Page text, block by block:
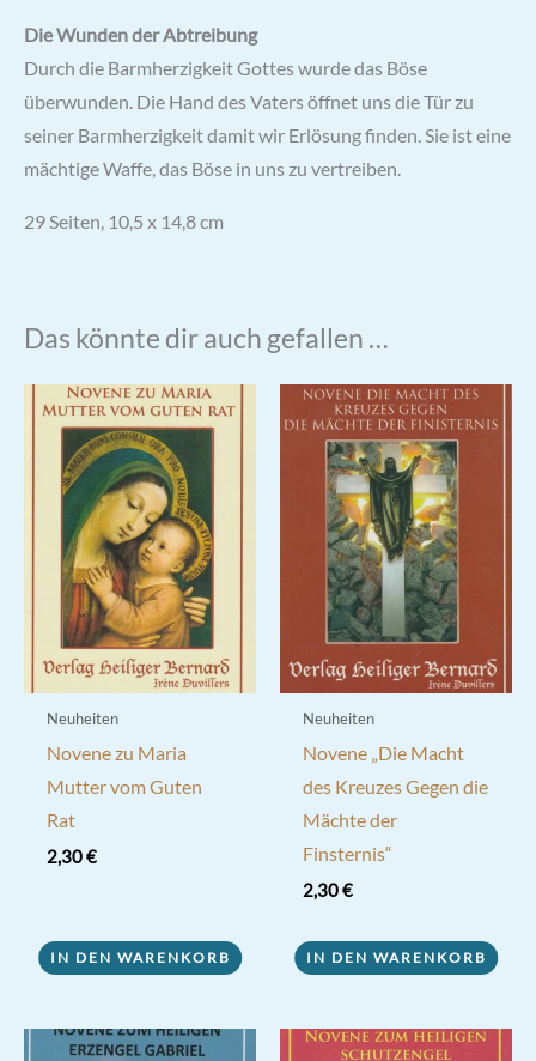
Die Wunden der Abtreibung
Durch die Barmherzigkeit Gottes wurde das Böse
überwunden. Die Hand des Vaters öffnet uns die Tür zu
seiner Barmherzigkeit damit wir Erlösung finden. Sie ist eine
mächtige Waffe, das Böse in uns zu vertreiben.
29 Seiten, 10,5 x 14,8 cm
Das könnte dir auch gefallen …
Neuheiten
Novene zu Maria
Mutter vom Guten
Rat
2,30€
IN DEN WARENKORB
Neuheiten
Novene „Die Macht
des Kreuzes Gegen die
Mächte der
Finsternis“
2,30€
IN DEN WARENKORB